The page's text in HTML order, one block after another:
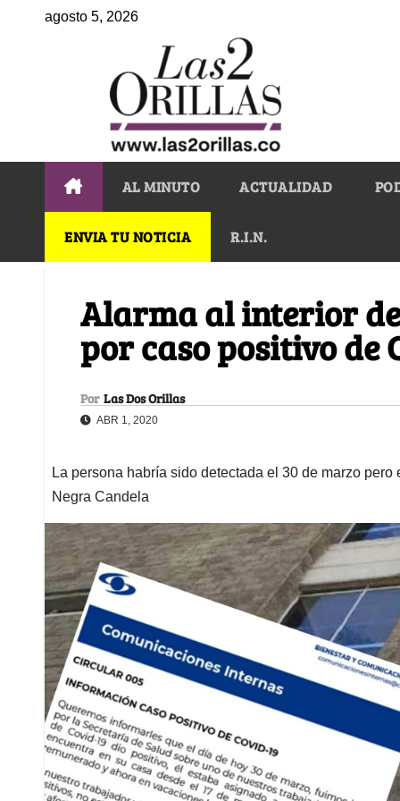
agosto 5, 2026
AL MINUTO ACTUALIDAD
ENVIA TU NOTICIA R.I.N.
Alarma al interior
por caso positivo de
Por Las Dos Orillas
ABR 1, 2020
La persona habría sido detectada el 30 de marzo
Negra Candela